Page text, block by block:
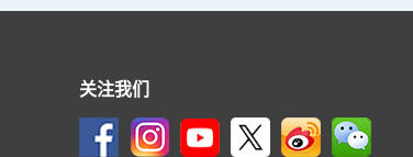
关注我们